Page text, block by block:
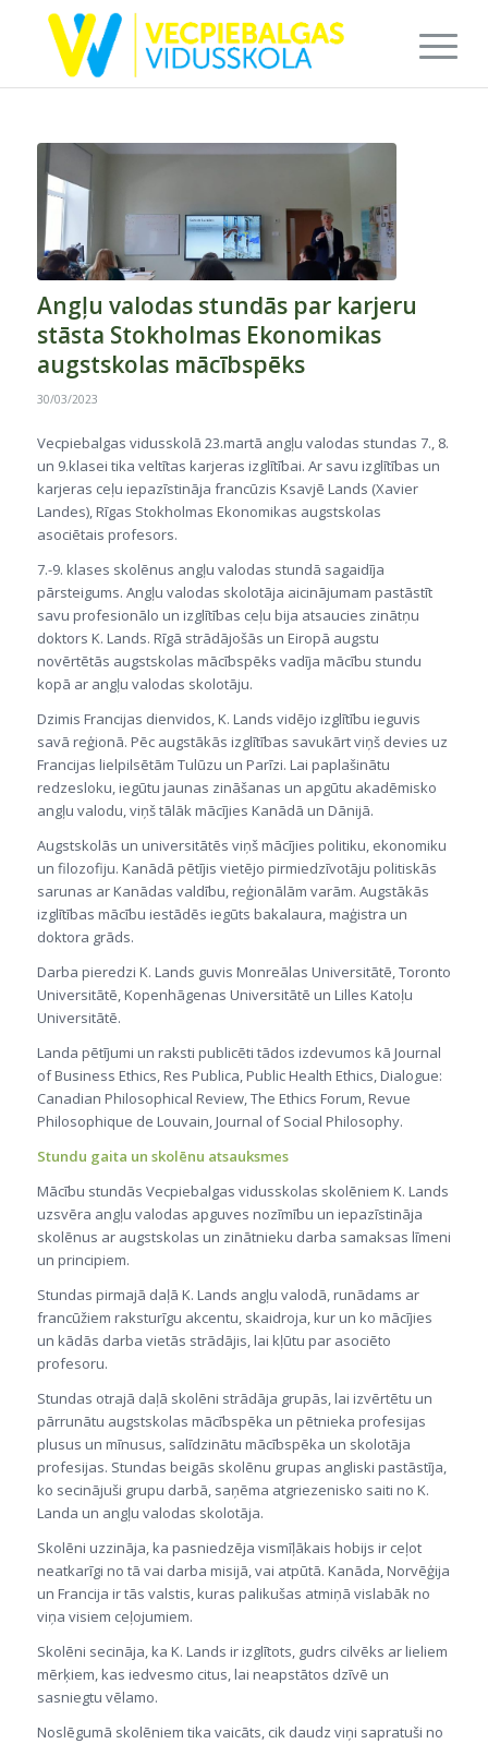
Angļu valodas stundās par karjeru
stāsta Stokholmas Ekonomikas
augstskolas mācībspēks
30/03/2023
Vecpiebalgas vidusskolā 23.martā angļu valodas stundas 7., 8.
un 9.klasei tika veltītas karjeras izglītībai. Ar savu izglītības un
karjeras ceļu iepazīstināja francūzis Ksavjē Lands (Xavier
Landes), Rīgas Stokholmas Ekonomikas augstskolas
asociētais profesors.
7.-9. klases skolēnus angļu valodas stundā sagaidīja
pārsteigums. Angļu valodas skolotāja aicinājumam pastāstīt
savu profesionālo un izglītības ceļu bija atsaucies zinātņu
doktors K. Lands. Rīgā strādājošās un Eiropā augstu
novērtētās augstskolas mācībspēks vadīja mācību stundu
kopā ar angļu valodas skolotāju.
Dzimis Francijas dienvidos, K. Lands vidējo izglītību ieguvis
savā reģionā. Pēc augstākās izglītības savukārt viņš devies uz
Francijas lielpilsētām Tulūzu un Parīzi. Lai paplašinātu
redzesloku, iegūtu jaunas zināšanas un apgūtu akadēmisko
angļu valodu, viņš tālāk mācījies Kanādā un Dānijā.
Augstskolās un universitātēs viņš mācījies politiku, ekonomiku
un filozofiju. Kanādā pētījis vietējo pirmiedzīvotāju politiskās
sarunas ar Kanādas valdību, reģionālām varām. Augstākās
izglītības mācību iestādēs iegūts bakalaura, maģistra un
doktora grāds.
Darba pieredzi K. Lands guvis Monreālas Universitātē, Toronto
Universitātē, Kopenhāgenas Universitātē un Lilles Katoļu
Universitātē.
Landa pētījumi un raksti publicēti tādos izdevumos kā Journal
of Business Ethics, Res Publica, Public Health Ethics, Dialogue:
Canadian Philosophical Review, The Ethics Forum, Revue
Philosophique de Louvain, Journal of Social Philosophy.
Stundu gaita un skolēnu atsauksmes
Mācību stundās Vecpiebalgas vidusskolas skolēniem K. Lands
uzsvēra angļu valodas apguves nozīmību un iepazīstināja
skolēnus ar augstskolas un zinātnieku darba samaksas līmeni
un principiem.
Stundas pirmajā daļā K. Lands angļu valodā, runādams ar
francūžiem raksturīgu akcentu, skaidroja, kur un ko mācījies
un kādās darba vietās strādājis, lai kļūtu par asociēto
profesoru.
Stundas otrajā daļā skolēni strādāja grupās, lai izvērtētu un
pārrunātu augstskolas mācībspēka un pētnieka profesijas
plusus un mīnusus, salīdzinātu mācībspēka un skolotāja
profesijas. Stundas beigās skolēnu grupas angliski pastāstīja,
ko secinājuši grupu darbā, saņēma atgriezenisko saiti no K.
Landa un angļu valodas skolotāja.
Skolēni uzzināja, ka pasniedzēja vismīļākais hobijs ir ceļot
neatkarīgi no tā vai darba misijā, vai atpūtā. Kanāda, Norvēģija
un Francija ir tās valstis, kuras palikušas atmiņā vislabāk no
viņa visiem ceļojumiem.
Skolēni secināja, ka K. Lands ir izglītots, gudrs cilvēks ar lieliem
mērķiem, kas iedvesmo citus, lai neapstātos dzīvē un
sasniegtu vēlamo.
Noslēgumā skolēniem tika vaicāts, cik daudz viņi sapratuši no